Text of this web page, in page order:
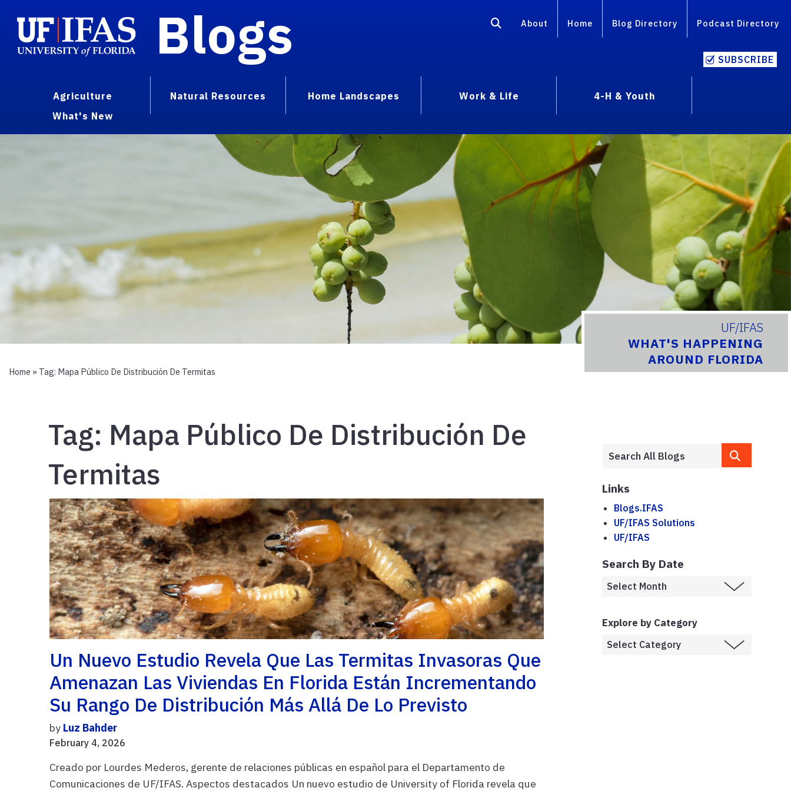
Blogs About Home Blog Directory Podcast Directory
SUBSCRIBE
Agriculture Natural Resources Home Landscapes Work & Life
4-H & Youth
What's New
UF/IFAS
WHAT'S HAPPENING
AROUND FLORIDA
Home » Tag: Mapa Público De Distribución De Termitas
Tag: Mapa Público De Distribución De
Termitas
Un Nuevo Estudio Revela Que Las Termitas Invasoras Que
Amenazan Las Viviendas En Florida Están Incrementando
Su Rango De Distribución Más Allá De Lo Previsto
by Luz Bahder
February 4, 2026
Creado por Lourdes Mederos, gerente de relaciones públicas en español para el Departamento de
Comunicaciones de UF/IFAS. Aspectos destacados Un nuevo estudio de University of Florida revela que
Links
Blogs.IFAS
UF/IFAS Solutions
UF/IFAS
Search By Date
Explore by Category